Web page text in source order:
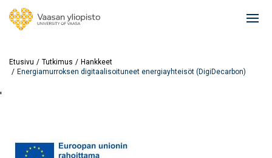
Etusivu Tutkimus
Hankkeet
Energiamurroksen digitaalisoituneet energiayhteisöt (DigiDecarbon)
'